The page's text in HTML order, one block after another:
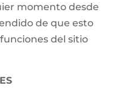
momento desde
de que esto
del sitio